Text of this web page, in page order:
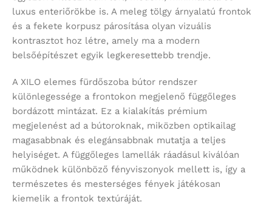
luxus enteriőrökbe is. A meleg tölgy árnyalatú frontok
és a fekete korpusz párosítása olyan vizuális
kontrasztot hoz létre, amely ma a modern
belsőépítészet egyik legkeresettebb trendje.
A XILO elemes fürdőszoba bútor rendszer
különlegessége a frontokon megjelenő függőleges
bordázott mintázat. Ez a kialakítás prémium
megjelenést ad a bútoroknak, miközben optikailag
magasabbnak és elegánsabbnak mutatja a teljes
helyiséget. A függőleges lamellák ráadásul kiválóan
működnek különböző fényviszonyok mellett is, így a
természetes és mesterséges fények játékosan
kiemelik a frontok textúráját.